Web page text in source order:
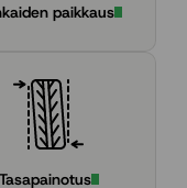
paikkaus
Tasapainotus